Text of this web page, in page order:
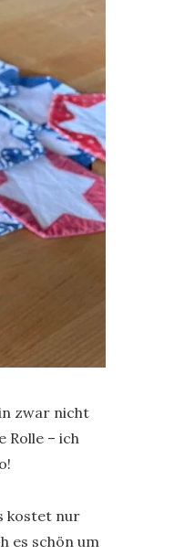
zwar nicht
Rolle – ich
kostet nur
es schön um